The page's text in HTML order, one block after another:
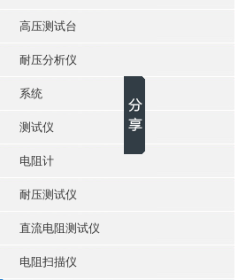
高压测试台
耐压分析仪
系统
测试仪
电阻计
耐压测试仪
直流电阻测试仪
电阻扫描仪